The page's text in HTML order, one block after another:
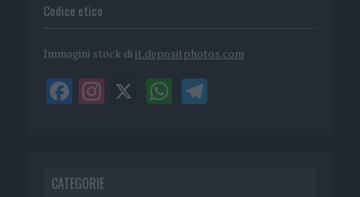
Codice etico
Immagini stock di it.depositphotos.com
CATEGORIE